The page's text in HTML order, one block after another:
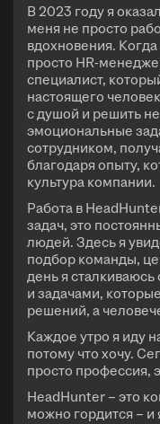
В 2023 году я
меня не просто
вдохновения.
просто HR-
специалист,
настоящего
с душой и решить
эмоциональные
сотрудником,
благодаря опыту,
культура компании.
Работа в
задач, это
людей. Здесь я
подбор команды,
день я
и задачами,
решений, а
Каждое утро я иду
потому что хочу.
просто профессия,
HeadHunter – это
можно гордится – и